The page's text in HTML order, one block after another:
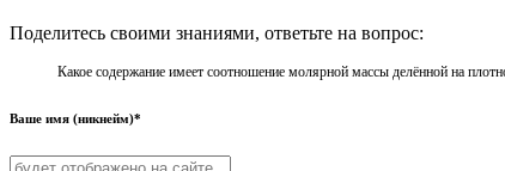
Поделитесь своими знаниями, ответьте на вопрос:
Какое содержание имеет соотношение молярной массы делённой на
Ваше имя (никнейм)*